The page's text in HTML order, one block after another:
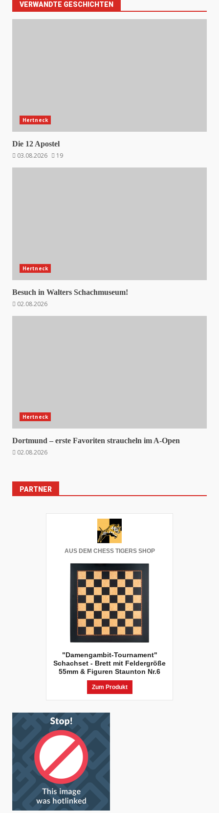
VERWANDTE GESCHICHTEN
Hertneck
Die 12 Apostel
03.08.2026
19
Hertneck
Besuch in Walters Schachmuseum!
02.08.2026
Hertneck
Dortmund – erste Favoriten straucheln im A-Open
02.08.2026
PARTNER
AUS DEM CHESS TIGERS SHOP
"Damengambit-Tournament"
Schachset - Brett mit Feldergröße
55mm & Figuren Staunton Nr.6
Zum Produkt